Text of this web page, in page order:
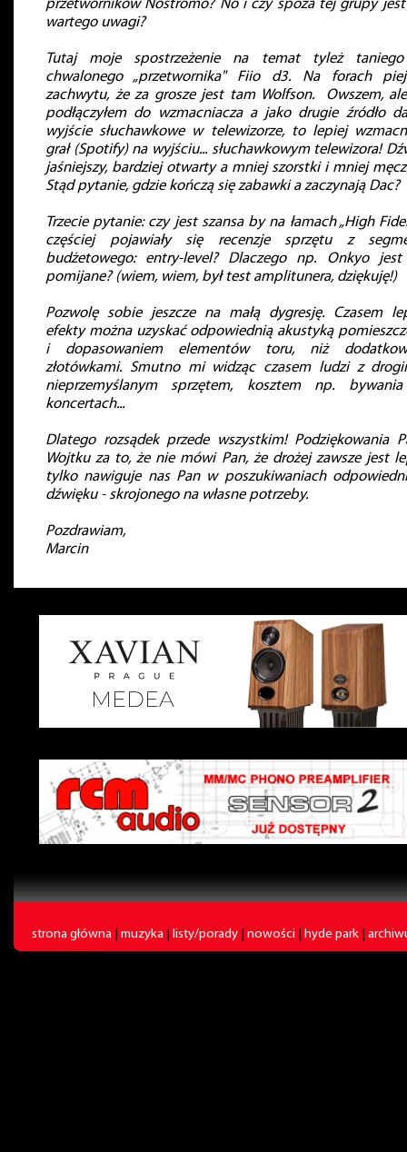
przetworników Nostromo? No i czy spoza tej grupy
wartego uwagi?
Tutaj moje spostrzeżenie na temat tyleż
chwalonego „przetwornika" Fiio d3. Na forach
zachwytu, że za grosze jest tam Wolfson. Owszem,
podłączyłem do wzmacniacza a jako drugie źródło
wyjście słuchawkowe w telewizorze, to lepiej
grał (Spotify) na wyjściu... słuchawkowym telewizora!
jaśniejszy, bardziej otwarty a mniej szorstki i mniej
Stąd pytanie, gdzie kończą się zabawki a zaczynają Dac?
Trzecie pytanie: czy jest szansa by na łamach „High
częściej pojawiały się recenzje sprzętu z
budżetowego: entry-level? Dlaczego np. Onkyo
pomijane? (wiem, wiem, był test amplitunera, dziękuję!)
Pozwolę sobie jeszcze na małą dygresję. Czasem
efekty można uzyskać odpowiednią akustyką
i dopasowaniem elementów toru, niż
złotówkami. Smutno mi widząc czasem ludzi z
nieprzemyślanym sprzętem, kosztem np.
koncertach...
Dlatego rozsądek przede wszystkim! Podziękowania
Wojtku za to, że nie mówi Pan, że drożej zawsze jest
tylko nawiguje nas Pan w poszukiwaniach
dźwięku - skrojonego na własne potrzeby.
Pozdrawiam,
Marcin
strona główna muzyka listy/porady nowości hyde park